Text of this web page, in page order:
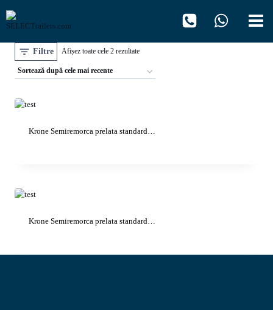
content
Filtre Afișez toate cele 2 rezultateSortat
după
Krone Semiremorca prelata standard…
Krone Semiremorca prelata standard…